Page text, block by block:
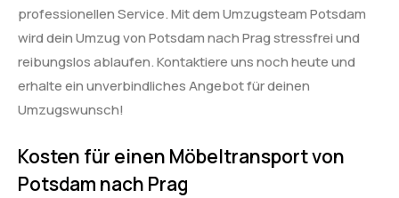
professionellen Service. Mit dem Umzugsteam Potsdam
wird dein Umzug von Potsdam nach Prag stressfrei und
reibungslos ablaufen. Kontaktiere uns noch heute und
erhalte ein unverbindliches Angebot für deinen
Umzugswunsch!
Kosten für einen Möbeltransport von
Potsdam nach Prag